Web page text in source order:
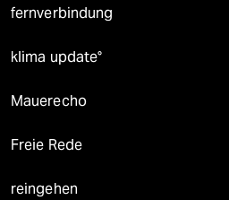
fernverbindung
klima update°
Mauerecho
Freie Rede
reingehen